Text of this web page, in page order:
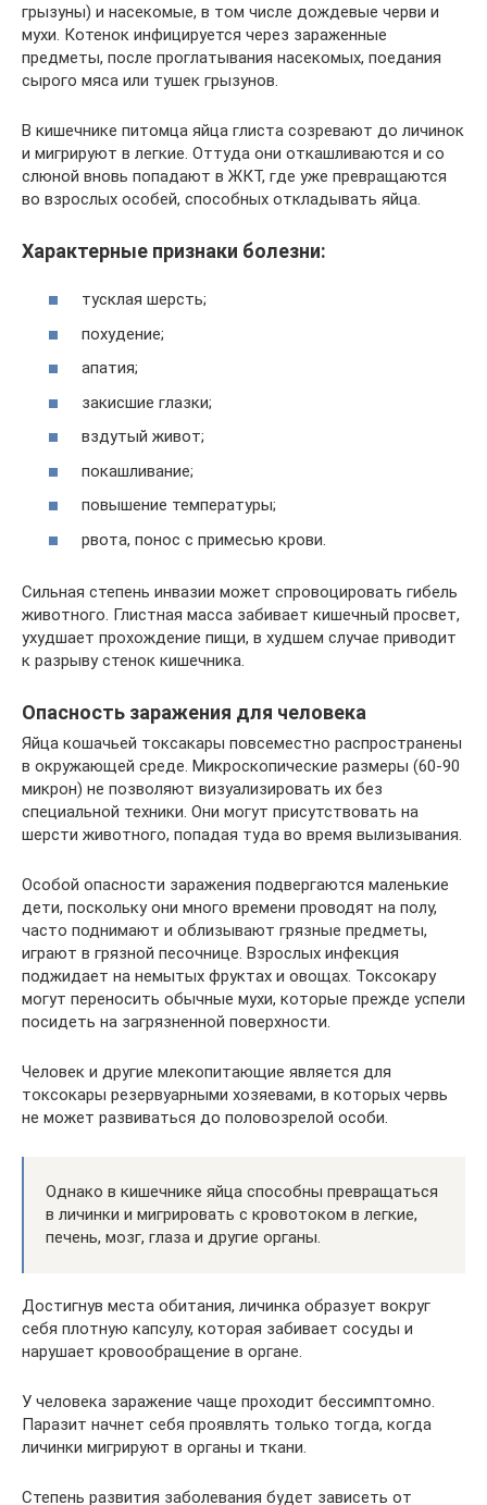
грызуны) и насекомые, в том числе дождевые черви и
мухи. Котенок инфицируется через зараженные
предметы, после проглатывания насекомых, поедания
сырого мяса или тушек грызунов.
В кишечнике питомца яйца глиста созревают до личинок
и мигрируют в легкие. Оттуда они откашливаются и со
слюной вновь попадают в ЖКТ, где уже превращаются
во взрослых особей, способных откладывать яйца.
Характерные признаки болезни:
тусклая шерсть;
похудение;
апатия;
закисшие глазки;
вздутый живот;
покашливание;
повышение температуры;
рвота, понос с примесью крови.
Сильная степень инвазии может спровоцировать гибель
животного. Глистная масса забивает кишечный просвет,
ухудшает прохождение пищи, в худшем случае приводит
к разрыву стенок кишечника.
Опасность заражения для человека
Яйца кошачьей токсакары повсеместно распространены
в окружающей среде. Микроскопические размеры (60-90
микрон) не позволяют визуализировать их без
специальной техники. Они могут присутствовать на
шерсти животного, попадая туда во время вылизывания.
Особой опасности заражения подвергаются маленькие
дети, поскольку они много времени проводят на полу,
часто поднимают и облизывают грязные предметы,
играют в грязной песочнице. Взрослых инфекция
поджидает на немытых фруктах и овощах. Токсокару
могут переносить обычные мухи, которые прежде успели
посидеть на загрязненной поверхности.
Человек и другие млекопитающие является для
токсокары резервуарными хозяевами, в которых червь
не может развиваться до половозрелой особи.
Однако в кишечнике яйца способны превращаться
в личинки и мигрировать с кровотоком в легкие,
печень, мозг, глаза и другие органы.
Достигнув места обитания, личинка образует вокруг
себя плотную капсулу, которая забивает сосуды и
нарушает кровообращение в органе.
У человека заражение чаще проходит бессимптомно.
Паразит начнет себя проявлять только тогда, когда
личинки мигрируют в органы и ткани.
Степень развития заболевания будет зависеть от